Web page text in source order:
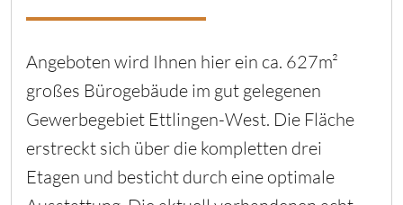
Angeboten wird Ihnen hier ein ca. 627m²
großes Bürogebäude im gut gelegenen
Gewerbegebiet Ettlingen-West. Die Fläche
erstreckt sich über die kompletten drei
Etagen und besticht durch eine optimale